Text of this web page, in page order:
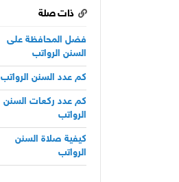
ذات صلة
فضل المحافظة على
السنن الرواتب
كم عدد السنن الرواتب
كم عدد ركعات السنن
الرواتب
كيفية صلاة السنن
الرواتب